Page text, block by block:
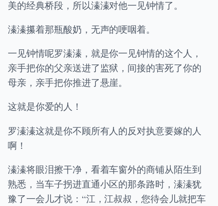
美的经典桥段，所以溱溱对他一见钟情了。
溱溱攥着那瓶酸奶，无声的哽咽着。
一见钟情呢罗溱溱，就是你一见钟情的这个人，
亲手把你的父亲送进了监狱，间接的害死了你的
母亲，亲手把你推进了悬崖。
这就是你爱的人！
罗溱溱这就是你不顾所有人的反对执意要嫁的人
啊！
溱溱将眼泪擦干净，看着车窗外的商铺从陌生到
熟悉，当车子拐进直通小区的那条路时，溱溱犹
豫了一会儿才说：“江，江叔叔，您待会儿就把车